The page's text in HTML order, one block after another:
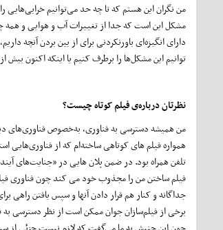
من نگران این هستم که تا چه حد می‌توانیم خرابی‌هایی
مشکل این است که جدا از تغییرات آب و هوایی و همه
دارای انگیزه‌ای‌ باورنکردنی برای از بین بردن آنچه
توانیم این مشکل‌ها را برطرف کنیم یا اینکه اکنون
نظرتان درباره‌ی فیلم کوتاه چیست؟
من همیشه دسترسی به فناوری، به‌خصوص فناوری‌های
همواره فیلم های کوتاهی ساخته‌ام که از فناوری‌هایی
تلفن همراه بود. در ضمن پلان هایی در «جنایت‌های
فیلم ساختن من را مجذوب خود می کند چون فناوری
جداگانه و کنار هم قرار دادن آنها و سپس یافتن راهی
برخی از فیلم‌سازان جوان ممکن است از نظر دسترسی